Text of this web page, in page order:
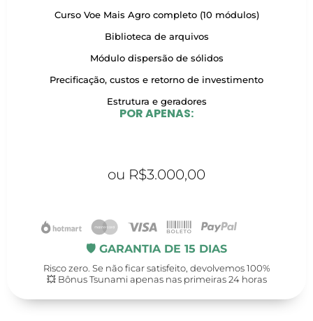
Curso Voe Mais Agro completo (10 módulos)
Biblioteca de arquivos
Módulo dispersão de sólidos
Precificação, custos e retorno de investimento
Estrutura e geradores
POR APENAS:
ou R$3.000,00
🛡️ GARANTIA DE 15 DIAS
Risco zero. Se não ficar satisfeito, devolvemos 100%
💥 Bônus Tsunami apenas nas primeiras 24 horas